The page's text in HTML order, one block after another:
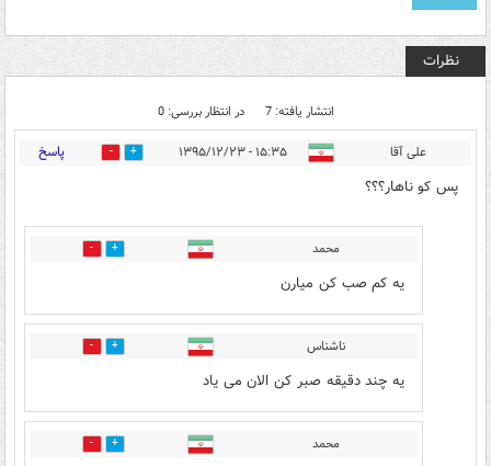
نظرات
انتشار یافته: 7 در انتظار بررسی: 0
علی آقا ۱۵:۳۵ - ۱۳۹۵/۱۲/۲۳ 63 پاسخ
پس کو ناهار؟؟؟
محمد 0
یه کم صب کن میارن
ناشناس 1
یه چند دقیقه صبر کن الان می یاد
محمد 0